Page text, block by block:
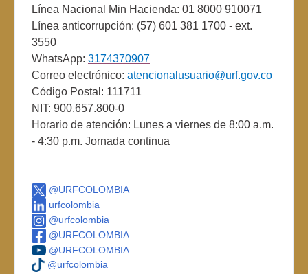
Línea Nacional Min Hacienda: 01 8000 910071
Línea anticorrupción: (57) 601 381 1700 - ext.
3550
WhatsApp: 3174370907
Correo electrónico: atencionalusuario@urf.gov.co
Código Postal: 111711
NIT: 900.657.800-0
Horario de atención: Lunes a viernes de 8:00 a.m.
- 4:30 p.m. Jornada continua
@URFCOLOMBIA
urfcolombia
@urfcolombia
@URFCOLOMBIA
@URFCOLOMBIA
@urfcolombia